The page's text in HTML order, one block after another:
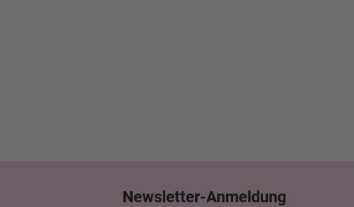
Newsletter-Anmeldung